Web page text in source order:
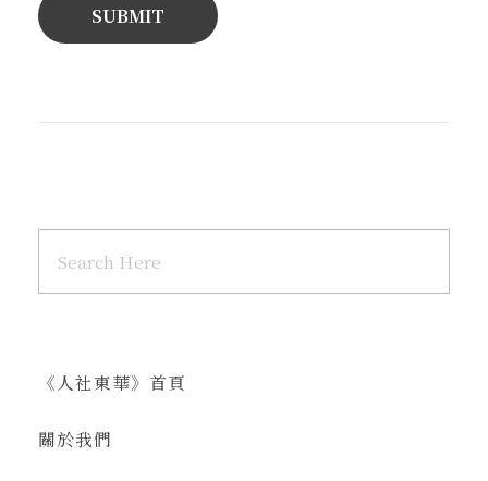
《人社東華》首頁
關於我們